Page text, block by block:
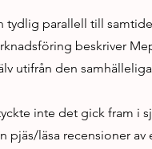
tydlig parallell till
beskriver
utifrån den
inte det gick fram i
pjäs/läsa recensioner